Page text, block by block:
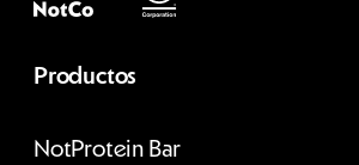
Productos
NotProtein Bar